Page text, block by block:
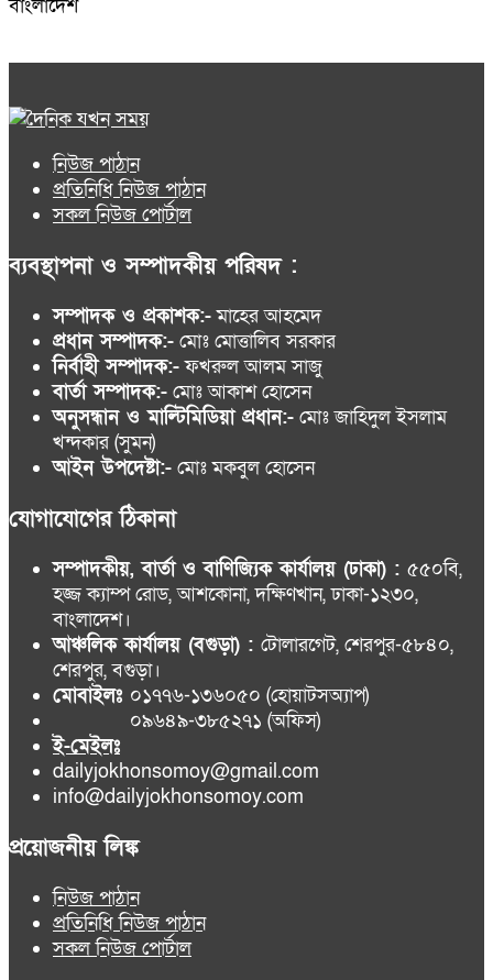
বাংলাদেশ
নিউজ পাঠান
প্রতিনিধি নিউজ পাঠান
সকল নিউজ পোর্টাল
ব্যবস্থাপনা ও সম্পাদকীয় পরিষদ :
সম্পাদক ও প্রকাশক:-মাহের আহমেদ
প্রধান সম্পাদক:- মোঃ মোত্তালিব সরকার
নির্বাহী সম্পাদক:-ফখরুল আলম সাজু
বার্তা সম্পাদক:- মোঃ আকাশ হোসেন
অনুসন্ধান ও মাল্টিমিডিয়া প্রধান:- মোঃ জাহিদুল ইসলাম
খন্দকার (সুমন)
আইন উপদেষ্টা:- মোঃ মকবুল হোসেন
যোগাযোগের ঠিকানা
সম্পাদকীয়, বার্তা ও বাণিজ্যিক কার্যালয় (ঢাকা) : ৫৫০বি,
হজ্জ ক্যাম্প রোড, আশকোনা, দক্ষিণখান, ঢাকা-১২৩০,
বাংলাদেশ।
আঞ্চলিক কার্যালয় (বগুড়া) : টোলারগেট, শেরপুর-৫৮৪০,
শেরপুর, বগুড়া।
মোবাইলঃ ০১৭৭৬-১৩৬০৫০ (হোয়াটসঅ্যাপ)
০৯৬৪৯-৩৮৫২৭১ (অফিস)
ই-মেইলঃ
dailyjokhonsomoy@gmail.com
info@dailyjokhonsomoy.com
প্রয়োজনীয় লিঙ্ক
নিউজ পাঠান
প্রতিনিধি নিউজ পাঠান
সকল নিউজ পোর্টাল